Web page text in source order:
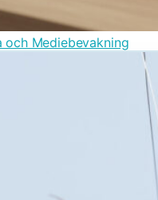
och Mediebevakning